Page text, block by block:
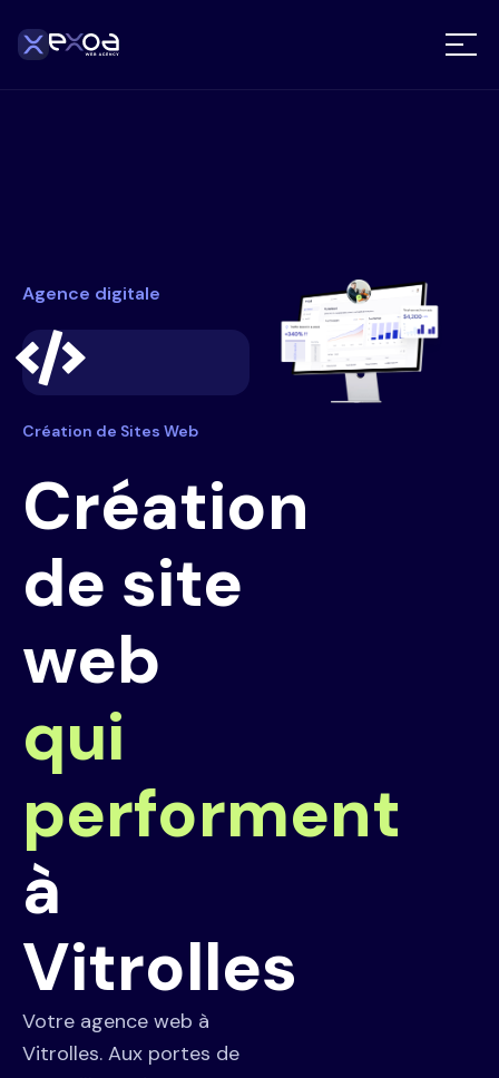
Agence digitale
Création de Sites Web
Création
de site
web
qui
performent
à
Vitrolles
Votre agence web à
Vitrolles. Aux portes de